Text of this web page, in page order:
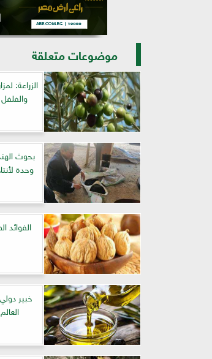
موضوعات متعلقة
الزراعة:
بحوث
وحدة
الفوائد